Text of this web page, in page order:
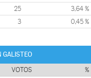
25 3,64 %
3 0,45 %
GALISTEO
VOTOS %